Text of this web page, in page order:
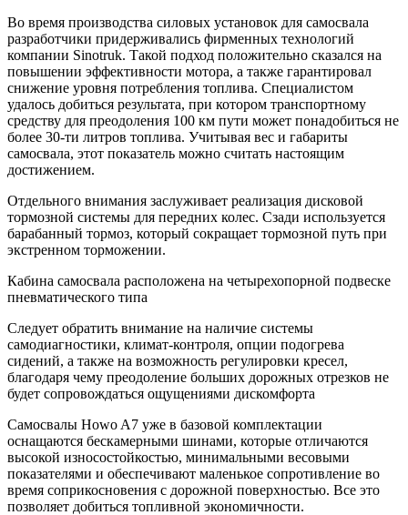
Во время производства силовых установок для самосвала
разработчики придерживались фирменных технологий
компании Sinotruk. Такой подход положительно сказался на
повышении эффективности мотора, а также гарантировал
снижение уровня потребления топлива. Специалистом
удалось добиться результата, при котором транспортному
средству для преодоления 100 км пути может понадобиться не
более 30-ти литров топлива. Учитывая вес и габариты
самосвала, этот показатель можно считать настоящим
достижением.
Отдельного внимания заслуживает реализация дисковой
тормозной системы для передних колес. Сзади используется
барабанный тормоз, который сокращает тормозной путь при
экстренном торможении.
Кабина самосвала расположена на четырехопорной подвеске
пневматического типа
Следует обратить внимание на наличие системы
самодиагностики, климат-контроля, опции подогрева
сидений, а также на возможность регулировки кресел,
благодаря чему преодоление больших дорожных отрезков не
будет сопровождаться ощущениями дискомфорта
Самосвалы Howo A7 уже в базовой комплектации
оснащаются бескамерными шинами, которые отличаются
высокой износостойкостью, минимальными весовыми
показателями и обеспечивают маленькое сопротивление во
время соприкосновения с дорожной поверхностью. Все это
позволяет добиться топливной экономичности.